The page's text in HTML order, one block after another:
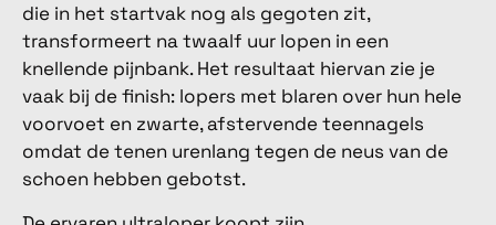
die in het startvak nog als gegoten zit,
transformeert na twaalf uur lopen in een
knellende pijnbank. Het resultaat hiervan zie je
vaak bij de finish: lopers met blaren over hun hele
voorvoet en zwarte, afstervende teennagels
omdat de tenen urenlang tegen de neus van de
schoen hebben gebotst.